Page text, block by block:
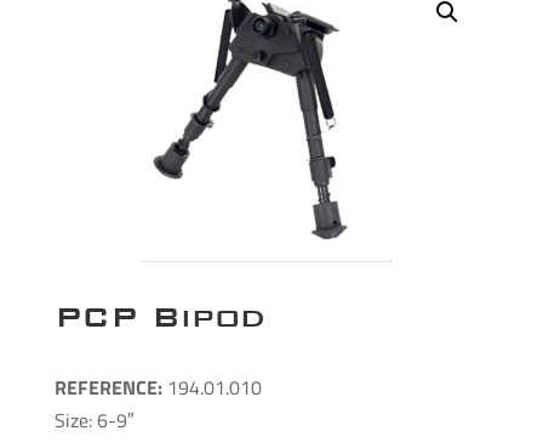
PCP Bipod
REFERENCE:194.01.010
Size: 6-9″